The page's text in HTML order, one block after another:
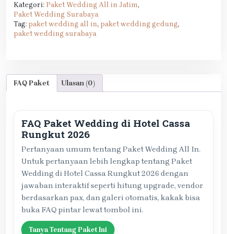
Kategori: Paket Wedding All in Jatim,
Paket Wedding Surabaya
Tag: paket wedding all in, paket wedding gedung,
paket wedding surabaya
FAQ Paket Ulasan (0)
FAQ Paket Wedding di Hotel Cassa
Rungkut 2026
Pertanyaan umum tentang Paket Wedding All In.
Untuk pertanyaan lebih lengkap tentang Paket
Wedding di Hotel Cassa Rungkut 2026 dengan
jawaban interaktif seperti hitung upgrade, vendor
berdasarkan pax, dan galeri otomatis, kakak bisa
buka FAQ pintar lewat tombol ini.
Tanya Tentang Paket Ini